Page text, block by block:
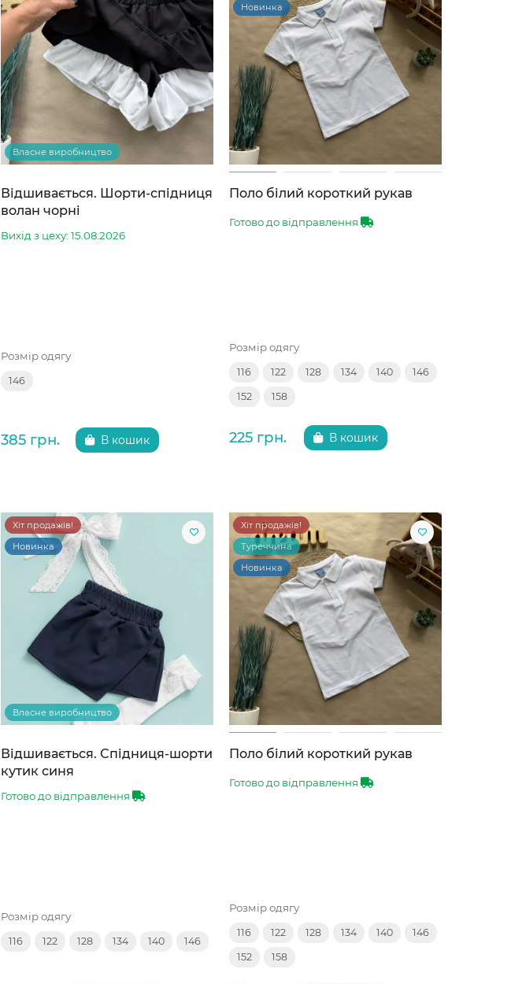
Власне виробництво
Відшивається. Шорти-спідниця
волан чорні
Вихід з цеху: 15.08.2026
Розмір одягу
146
385 грн. В кошик
Новинка
Поло білий короткий рукав
Готово до відправлення
Розмір одягу
116 122 128 134 140 146
152 158
225 грн. В кошик
Хіт продажів!
Новинка
Власне виробництво
Відшивається. Спідниця-шорти
кутик синя
Готово до відправлення
Розмір одягу
116 122 128 134 140 146
Хіт продажів!
Туреччина
Новинка
Поло білий короткий рукав
Готово до відправлення
Розмір одягу
116 122 128 134 140 146
152 158